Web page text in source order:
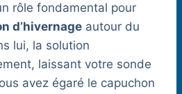
rôle fondamental pour
d’hivernage autour du
lui, la solution
laissant votre sonde
avez égaré le capuchon